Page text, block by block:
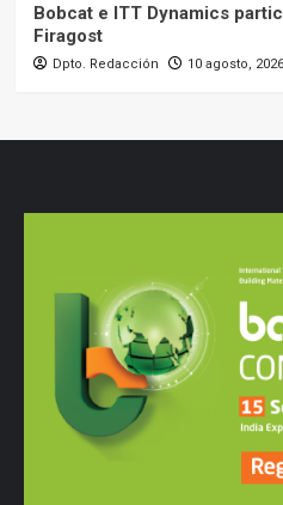
Bobcat e ITT Dynamics
Firagost
Dpto. Redacción 10 agosto, 2026